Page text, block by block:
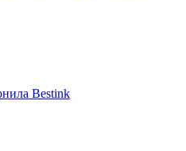
Bestink